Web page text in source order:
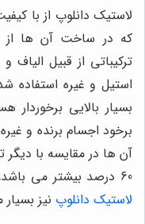
لاستیک دانلوپ از با
که در ساخت آن ها از
ترکیباتی از قبیل
استیل و غیره استفاده
بسیار بالایی برخوردار
برخود اجسام برنده و
60 درصد بیشتر می باشد، که البته این مسئله در افزایش
لاستیک دانلوپ نیز